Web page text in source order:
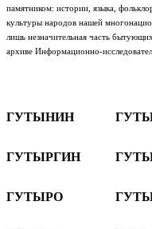
памятником: истории, языка,
культуры народов нашей
лишь незначительная часть
архиве Информационно-
ГУТЫНИН
ГУТЫРГИН
ГУТЫРО